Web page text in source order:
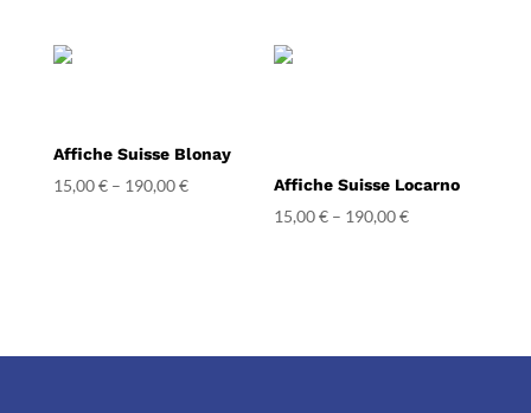
Affiche Suisse Blonay
15,00€– 190,00€ Affiche Suisse Locarno
15,00€ – 190,00€